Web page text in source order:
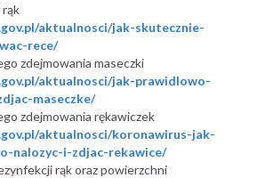
aktualnosci/jak-skutecznie-
rece/
zdejmowania maseczki
aktualnosci/jak-prawidlowo-
maseczke/
zdejmowania rękawiczek
aktualnosci/koronawirus-jak-
nalozyc-i-zdjac-rekawice/
rąk oraz powierzchni